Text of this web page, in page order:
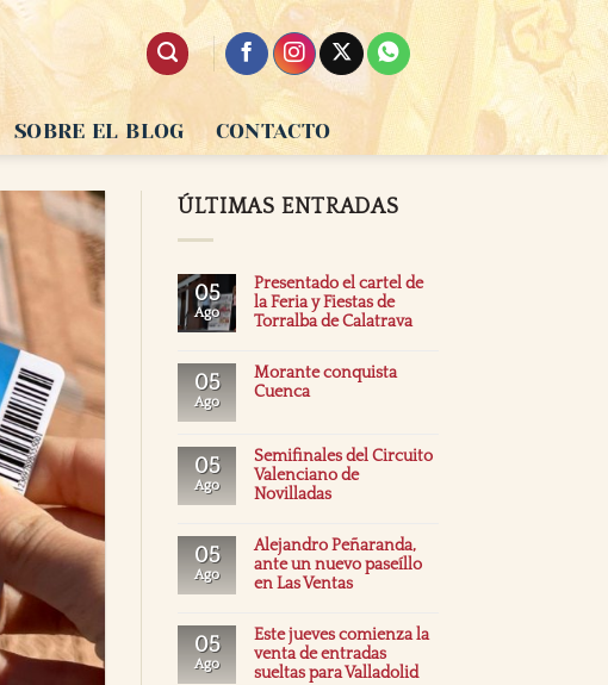
SOBRE EL BLOG CONTACTO
ÚLTIMAS ENTRADAS
05
Ago
Presentado el cartel de
la Feria y Fiestas de
Torralba de Calatrava
05
Ago
Morante conquista
Cuenca
05
Ago
Semifinales del Circuito
Valenciano de
Novilladas
05
Ago
Alejandro Peñaranda,
ante un nuevo paseíllo
en Las Ventas
05
Ago
Este jueves comienza la
venta de entradas
sueltas para Valladolid